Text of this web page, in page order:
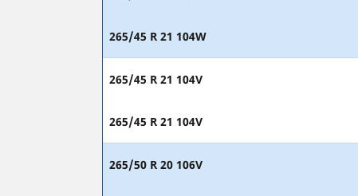
265/45 R 21 104W
265/45 R 21 104V
265/45 R 21 104V
265/50 R 20 106V